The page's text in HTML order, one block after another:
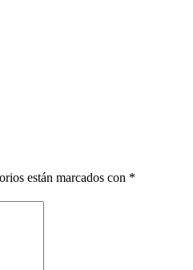
están marcados con *